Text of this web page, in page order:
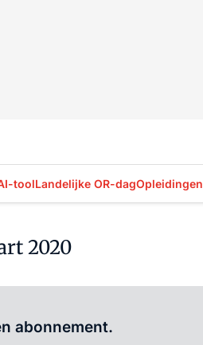
toolLandelijke OR-dagOpleidingen
2020
abonnement.